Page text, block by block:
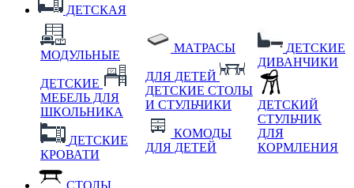
ДЕТСКАЯ
МОДУЛЬНЫЕ
ДЕТСКИЕ
МЕБЕЛЬ ДЛЯ
ШКОЛЬНИКА
ДЕТСКИЕ
КРОВАТИ
МАТРАСЫ
ДЛЯ ДЕТЕЙ
ДЕТСКИЕ СТОЛЫ
И СТУЛЬЧИКИ
КОМОДЫ
ДЛЯ ДЕТЕЙ
ДЕТСКИЕ
ДИВАНЧИКИ
ДЕТСКИЙ
СТУЛЬЧИК
ДЛЯ
КОРМЛЕНИЯ